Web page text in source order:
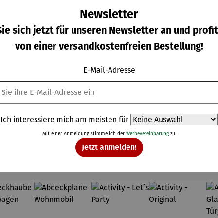
&
Fahrradhe
&
Bremslich
Regulärer Preis:
Fahrradhe
Visier,
Regulärer Preis:
99,95 €
Fahrradhe
gelb
Topseller der Kategorie Freizeit & Gesundheit
Newsletter
sich jetzt für unseren Newsletter an und
von einer versandkostenfreien Bestellung!
E-Mail-Adresse
Ich interessiere mich am meisten für
Mit einer Anmeldung stimme ich der Werbevereinbarungzu.
Jetzt anmelden!